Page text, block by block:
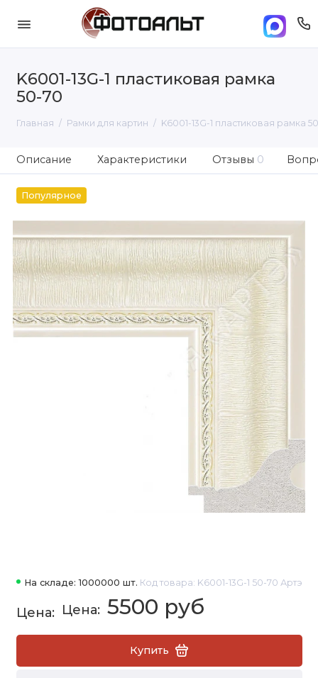
K6001-13G-1 пластиковая рамка
50-70
Главная Рамки для картин K6001-13G-1 пластиковая рамка
Описание Характеристики Отзывы 0
Популярное
На складе: 1000000 шт. Код товара: K6001-13G-1 50-70 Артэ
5500 руб
Купить